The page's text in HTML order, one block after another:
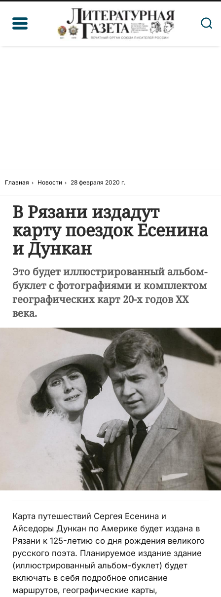
Главная Новости 28 февраля 2020 г.
В Рязани издадут
карту поездок Есенина
и Дункан
Это будет иллюстрированный альбом-
буклет с фотографиями и комплектом
географических карт 20-х годов ХХ
века.
Карта путешествий Сергея Есенина и
Айседоры Дункан по Америке будет издана в
Рязани к 125-летию со дня рождения великого
русского поэта. Планируемое издание здание
(иллюстрированный альбом-буклет) будет
включать в себя подробное описание
маршрутов, географические карты,